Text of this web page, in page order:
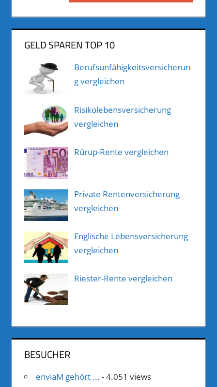
GELD SPAREN TOP 10
Berufsunfähigkeitsversicherun
g vergleichen
Risikolebensversicherung
vergleichen
Rürup-Rente vergleichen
Private Rentenversicherung
vergleichen
Englische Lebensversicherung
vergleichen
Riester-Rente vergleichen
BESUCHER
enviaM gehört ... - 4.051 views